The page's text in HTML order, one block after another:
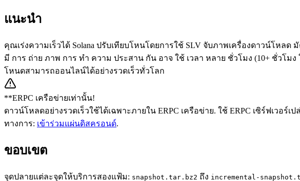
แนะนํา
คุณเร่งความเร็วได้ Solana ปรับเทียบโหนโดยการใช้ SLV จับภาพเครื่องดาวน์โหล
มี การ ถ่าย ภาพ การ ทํา ความ ประสาน กัน อาจ ใช้ เวลา หลาย ชั่วโมง (10+ ชั่วโ
โหนดสามารถออนไลน์ได้อย่างรวดเร็วทั่วโลก
**ERPC เครือข่ายเท่านั้น!
ดาวน์โหลดอย่างรวดเร็วใช้ได้เฉพาะภายใน ERPC เครือข่าย. ใช้ ERPC เซิร์ฟเวอ
ทางการ: เข้าร่วมแผ่นดิสครอนด์.
ขอบเขต
จุดปลายแต่ละจุดให้บริการสองแฟ้ม: snapshot.tar.bz2 ถึง incremental-